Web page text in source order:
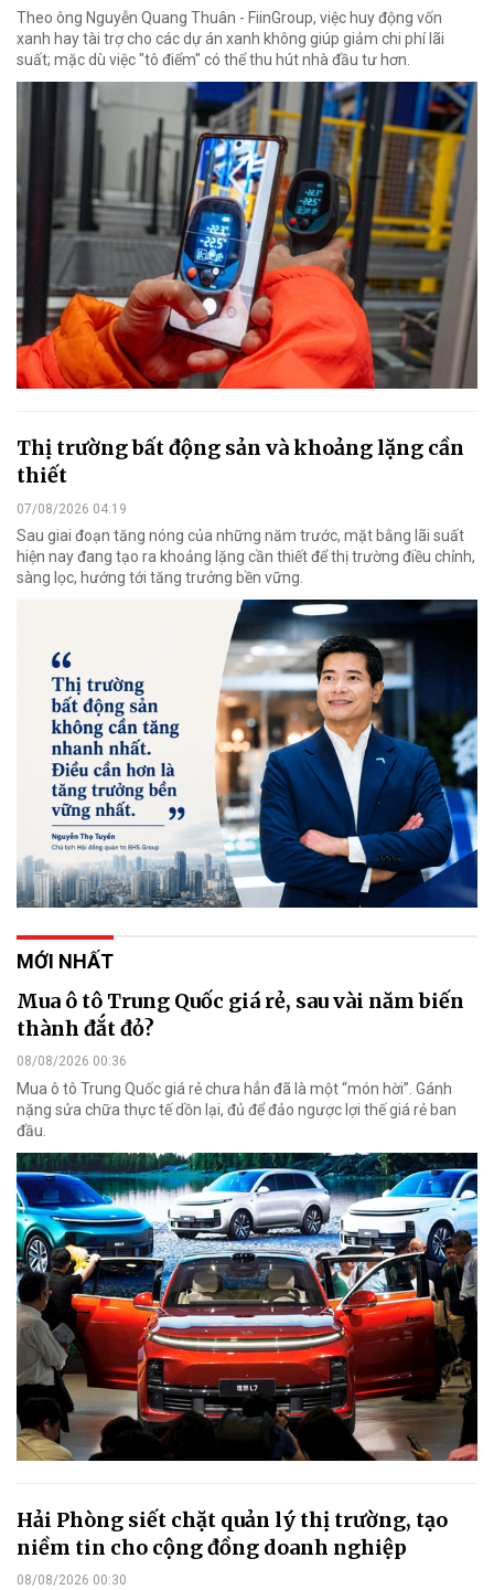
Theo ông Nguyễn Quang Thuân - FiinGroup, việc huy động vốn
xanh hay tài trợ cho các dự án xanh không giúp giảm chi phí lãi
suất; mặc dù việc "tô điểm" có thể thu hút nhà đầu tư hơn.
Thị trường bất động sản và khoảng lặng cần
thiết
07/08/2026 04:19
Sau giai đoạn tăng nóng của những năm trước, mặt bằng lãi suất
hiện nay đang tạo ra khoảng lặng cần thiết để thị trường điều chỉnh,
sàng lọc, hướng tới tăng trưởng bền vững.
MỚI NHẤT
Mua ô tô Trung Quốc giá rẻ, sau vài năm biến
thành đắt đỏ?
08/08/2026 00:36
Mua ô tô Trung Quốc giá rẻ chưa hẳn đã là một “món hời”. Gánh
nặng sửa chữa thực tế dồn lại, đủ để đảo ngược lợi thế giá rẻ ban
đầu.
Hải Phòng siết chặt quản lý thị trường, tạo
niềm tin cho cộng đồng doanh nghiệp
08/08/2026 00:30